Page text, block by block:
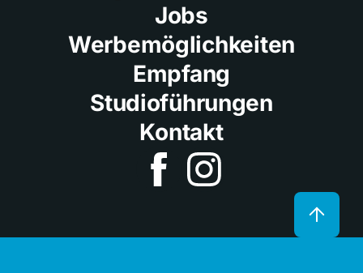
Jobs
Werbemöglichkeiten
Empfang
Studioführungen
Kontakt